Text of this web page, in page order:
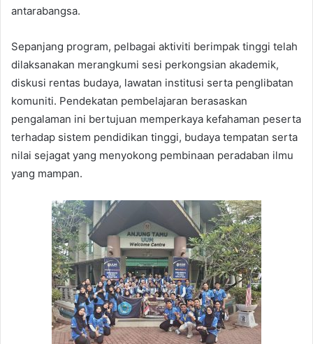
antarabangsa.
Sepanjang program, pelbagai aktiviti berimpak tinggi telah
dilaksanakan merangkumi sesi perkongsian akademik,
diskusi rentas budaya, lawatan institusi serta penglibatan
komuniti. Pendekatan pembelajaran berasaskan
pengalaman ini bertujuan memperkaya kefahaman peserta
terhadap sistem pendidikan tinggi, budaya tempatan serta
nilai sejagat yang menyokong pembinaan peradaban ilmu
yang mampan.